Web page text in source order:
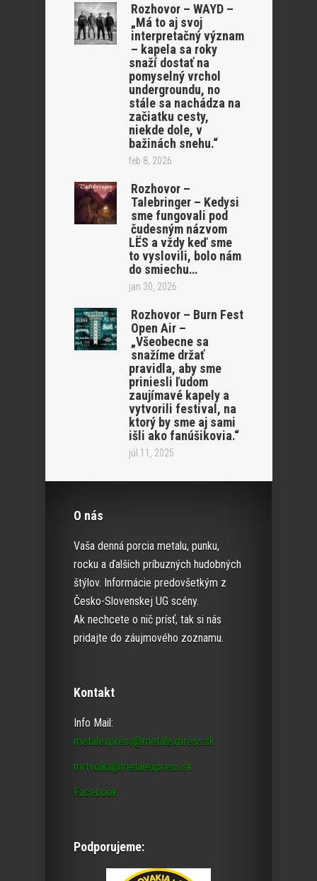
Rozhovor – WAYD –
„Má to aj svoj
interpretačný význam
– kapela sa roky
snaží dostať na
pomyselný vrchol
undergroundu, no
stále sa nachádza na
začiatku cesty,
niekde dole, v
bažinách snehu.“
feb 8, 2026
Rozhovor –
Talebringer – Kedysi
sme fungovali pod
čudesným názvom
LËS a vždy keď sme
to vyslovili, bolo nám
do smiechu…
jan 30, 2026
Rozhovor – Burn Fest
Open Air –
„Všeobecne sa
snažíme držať
pravidla, aby sme
priniesli ľudom
zaujímavé kapely a
vytvorili festival, na
ktorý by sme aj sami
išli ako fanúšikovia.“
júl 11, 2025
O nás
Vaša denná porcia metalu, punku,
rocku a ďalších príbuzných hudobných
štýlov. Informácie predovšetkým z
Česko-Slovenskej UG scény.
Ak nechcete o nič prísť, tak si nás
pridajte do záujmového zoznamu.
Kontakt
Info Mail:
metalexpress@metalexpress.sk
mrtvolka@metalexpress.sk
Facebook
Podporujeme: